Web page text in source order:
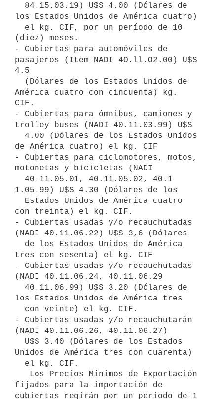
los Estados Unidos de América cuatro)
(diez) meses.
- Cubiertas para automóviles de
pasajeros (Item NADI 4O.ll.O2.00) U$S
4.5
América cuatro con cincuenta) kg.
CIF.
- Cubiertas para ómnibus, camiones y
trolley buses (NADI 40.11.03.99) U$S
de América cuatro) el kg. CIF
- Cubiertas para ciclomotores, motos,
motonetas y bicicletas (NADI
1.05.99) U$S 4.30 (Dólares de los
con treinta) el kg. CIF.
- Cubiertas usadas y/o recauchutadas
(NADI 40.11.06.22) U$S 3,6 (Dólares
tres con sesenta) el kg. CIF
- Cubiertas usadas y/o recauchutadas
(NADI 40.11.06.24, 40.11.06.29
los Estados Unidos de América tres
- Cubiertas usadas y/o recauchutarán
(NADI 40.11.06.26, 40.11.06.27)
Unidos de América tres con cuarenta)
fijados para la importación de
cubiertas regirán por un período de 1